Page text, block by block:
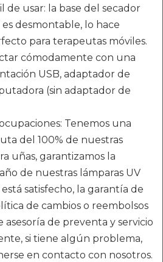
de usar: la base del secador
desmontable, lo hace
para terapeutas móviles.
cómodamente con una
USB, adaptador de
(sin adaptador de
Tenemos una
del 100% de nuestras
uñas, garantizamos la
de nuestras lámparas UV
está satisfecho, la garantía de
de cambios o reembolsos
de preventa y servicio
si tiene algún problema,
en contacto con nosotros.